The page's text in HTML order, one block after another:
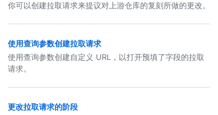
你可以创建拉取请求来提议对上游仓库的复刻所做的更改。
使用查询参数创建拉取请求
使用查询参数创建自定义 URL，以打开预填了字段的拉取
请求。
更改拉取请求的阶段